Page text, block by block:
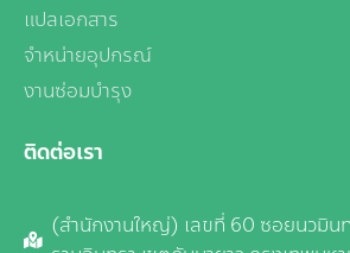
แปลเอกสาร
จำหน่ายอุปกรณ์
งานซ่อมบำรุง
ติดต่อเรา
(สำนักงานใหญ่) เลขที่ 60 ซอยนวมิน